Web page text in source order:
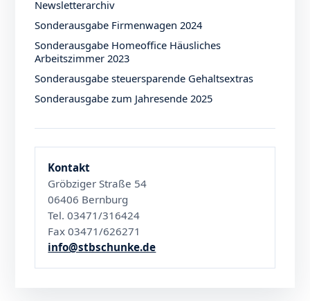
Newsletterarchiv
Sonderausgabe Firmenwagen 2024
Sonderausgabe Homeoffice Häusliches
Arbeitszimmer 2023
Sonderausgabe steuersparende Gehaltsextras
Sonderausgabe zum Jahresende 2025
Kontakt
Gröbziger Straße 54
06406 Bernburg
Tel. 03471/316424
Fax 03471/626271
info@stbschunke.de